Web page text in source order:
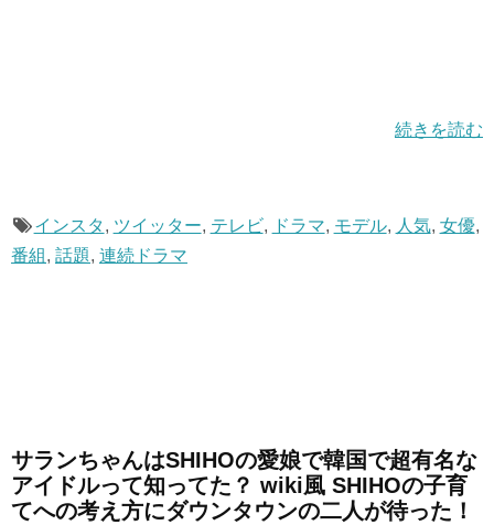
続きを読む
インスタ, ツイッター, テレビ, ドラマ, モデル, 人気, 女優,
番組 , 話題, 連続ドラマ
サランちゃんはSHIHOの愛娘で韓国で超有名な
アイドルって知ってた？ wiki風 SHIHOの子育
てへの考え方にダウンタウンの二人が待った！